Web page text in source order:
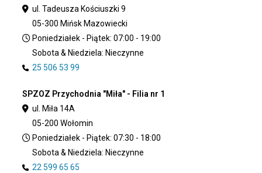
ul. Tadeusza Kościuszki 9
05-300 Mińsk Mazowiecki
Poniedziałek - Piątek: 07:00 - 19:00
Sobota & Niedziela: Nieczynne
25 506 53 99
SPZOZ Przychodnia "Miła" - Filia nr 1
ul. Miła 14A
05-200 Wołomin
Poniedziałek - Piątek: 07:30 - 18:00
Sobota & Niedziela: Nieczynne
22 599 65 65